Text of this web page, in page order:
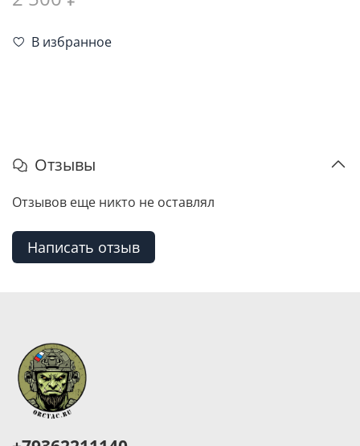
В избранное
Отзывы
Отзывов еще никто не оставлял
Написать отзыв